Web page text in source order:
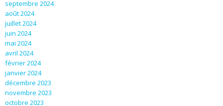
septembre 2024
août 2024
juillet 2024
juin 2024
mai 2024
avril 2024
février 2024
janvier 2024
décembre 2023
novembre 2023
octobre 2023